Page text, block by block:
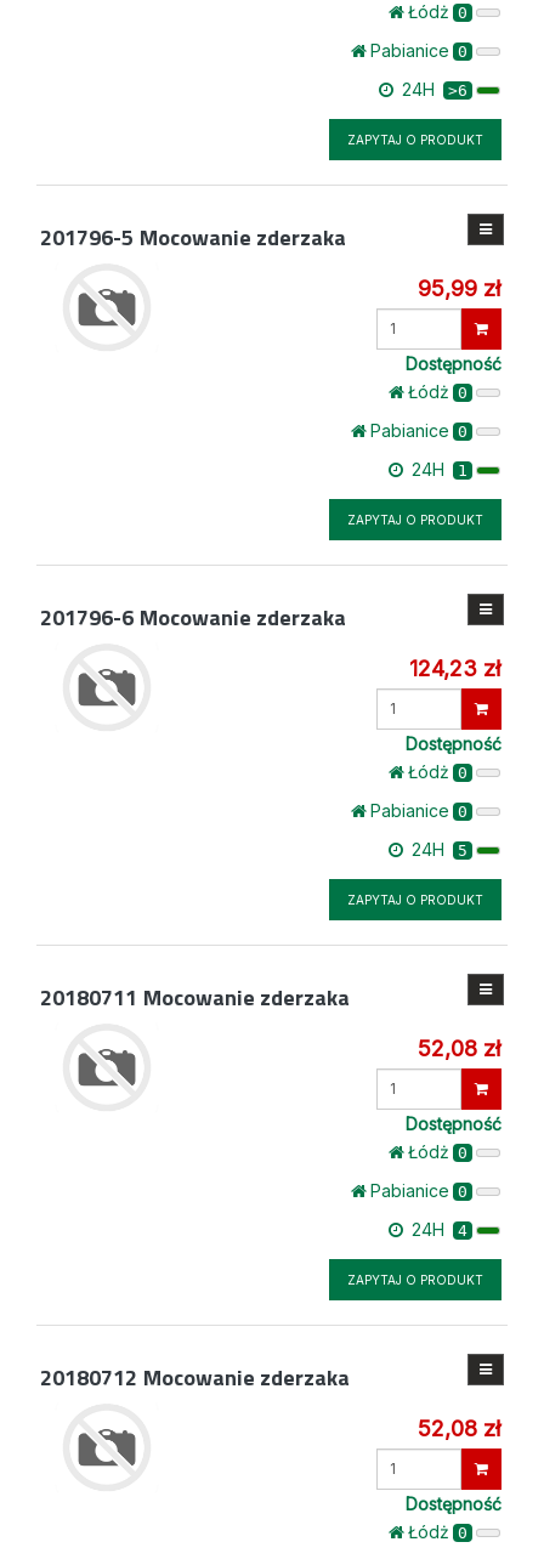
Łódż 0
Pabianice 0
24H >6
ZAPYTAJ O PRODUKT
201796-5 Mocowanie zderzaka
95,99 zł
Wprowadź
Dostępność
Łódż 0
Pabianice 0
24H 1
ZAPYTAJ O PRODUKT
201796-6 Mocowanie zderzaka
124,23 zł
Wprowadź
Dostępność
Łódż 0
Pabianice 0
24H 5
ZAPYTAJ O PRODUKT
20180711 Mocowanie zderzaka
52,08 zł
Wprowadź
Dostępność
Łódż 0
Pabianice 0
24H 4
ZAPYTAJ O PRODUKT
20180712 Mocowanie zderzaka
52,08 zł
Wprowadź
Dostępność
Łódż 0